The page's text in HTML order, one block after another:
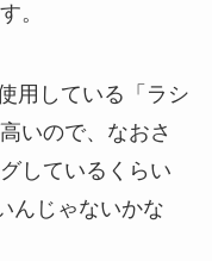
。
用している「ラシ
いので、なおさ
しているくらい
んじゃないかな